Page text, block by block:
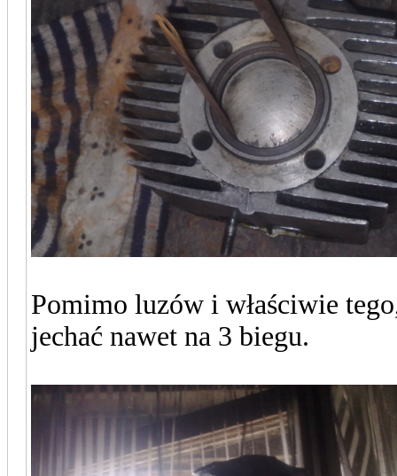
Pomimo luzów i właściwie
jechać nawet na 3 biegu.